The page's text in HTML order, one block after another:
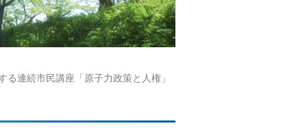
連続市民講座「原子力政策と人権」